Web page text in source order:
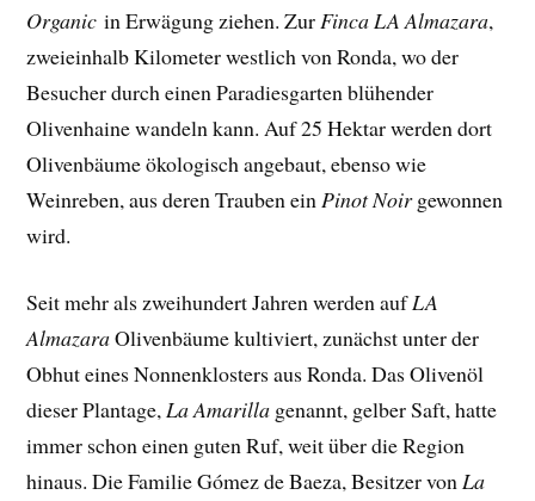
Organic in Erwägung ziehen. Zur Finca LA Almazara,
zweieinhalb Kilometer westlich von Ronda, wo der
Besucher durch einen Paradiesgarten blühender
Olivenhaine wandeln kann. Auf 25 Hektar werden dort
Olivenbäume ökologisch angebaut, ebenso wie
Weinreben, aus deren Trauben ein Pinot Noirgewonnen
wird.
Seit mehr als zweihundert Jahren werden aufLA
AlmazaraOlivenbäume kultiviert, zunächst unter der
Obhut eines Nonnenklosters aus Ronda. Das Olivenöl
dieser Plantage,La Amarilla genannt, gelber Saft, hatte
immer schon einen guten Ruf, weit über die Region
hinaus. Die Familie Gómez de Baeza, Besitzer vonLa